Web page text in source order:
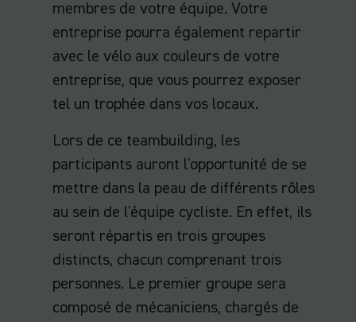
membres de votre équipe. Votre
entreprise pourra également repartir
avec le vélo aux couleurs de votre
entreprise, que vous pourrez exposer
tel un trophée dans vos locaux.
Lors de ce teambuilding, les
participants auront l'opportunité de se
mettre dans la peau de différents rôles
au sein de l'équipe cycliste. En effet, ils
seront répartis en trois groupes
distincts, chacun comprenant trois
personnes. Le premier groupe sera
composé de mécaniciens, chargés de